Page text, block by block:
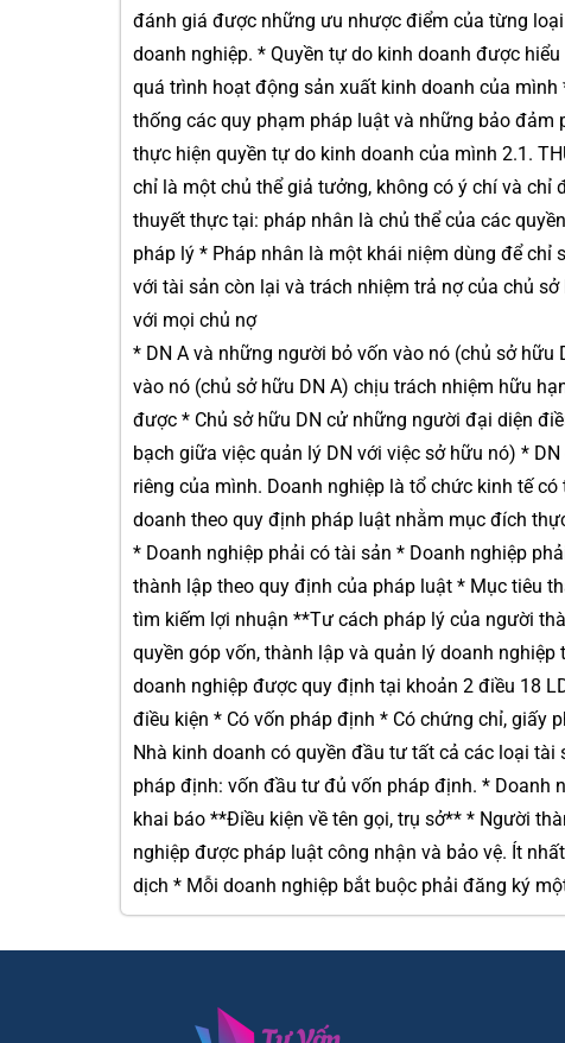
đánh giá được những ưu nhược điểm của từng
doanh nghiệp. * Quyền tự do kinh doanh được
quá trình hoạt động sản xuất kinh doanh của
thống các quy phạm pháp luật và những bảo
thực hiện quyền tự do kinh doanh của mình 2.1.
chỉ là một chủ thể giả tưởng, không có ý chí và
thuyết thực tại: pháp nhân là chủ thể của các
pháp lý * Pháp nhân là một khái niệm dùng để
với tài sản còn lại và trách nhiệm trả nợ của chủ
với mọi chủ nợ
* DN A và những người bỏ vốn vào nó (chủ sở
vào nó (chủ sở hữu DN A) chịu trách nhiệm hữu
được * Chủ sở hữu DN cử những người đại diện
bạch giữa việc quản lý DN với việc sở hữu nó) *
riêng của mình. Doanh nghiệp là tổ chức kinh tế
doanh theo quy định pháp luật nhằm mục đích
* Doanh nghiệp phải có tài sản * Doanh nghiệp
thành lập theo quy định của pháp luật * Mục tiêu
tìm kiếm lợi nhuận **Tư cách pháp lý của người
quyền góp vốn, thành lập và quản lý doanh
doanh nghiệp được quy định tại khoản 2 điều 18
điều kiện * Có vốn pháp định * Có chứng chỉ, giấy
Nhà kinh doanh có quyền đầu tư tất cả các loại
pháp định: vốn đầu tư đủ vốn pháp định. * Doanh
khai báo **Điều kiện về tên gọi, trụ sở** * Người
nghiệp được pháp luật công nhận và bảo vệ. Ít
dịch * Mỗi doanh nghiệp bắt buộc phải đăng ký